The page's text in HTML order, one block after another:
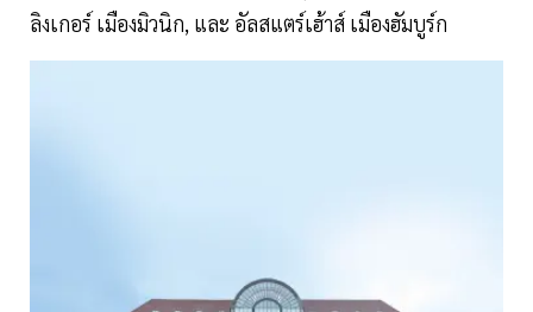
ลิงเกอร์ เมืองมิวนิก, และ อัลสแตร์เฮ้าส์ เมืองฮัมบูร์ก